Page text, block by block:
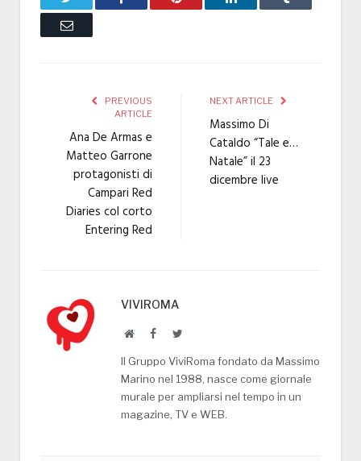
Email
PREVIOUS
ARTICLE
Ana De Armas e
Matteo Garrone
protagonisti di
Campari Red
Diaries col corto
Entering Red
NEXT ARTICLE
Massimo Di
Cataldo “Tale e…
Natale” il 23
dicembre live
VIVIROMA
WebsiteFacebookTwitter
Il Gruppo ViviRoma fondato da Massimo
Marino nel 1988, nasce come giornale
murale per ampliarsi nel tempo in un
magazine, TV e WEB.